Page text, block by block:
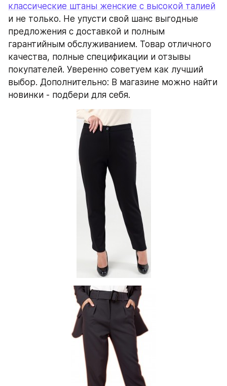
классические штаны женские с высокой талией
и не только. Не упусти свой шанс выгодные
предложения с доставкой и полным
гарантийным обслуживанием. Товар отличного
качества, полные спецификации и отзывы
покупателей. Уверенно советуем как лучший
выбор. Дополнительно: В магазине можно найти
новинки - подбери для себя.